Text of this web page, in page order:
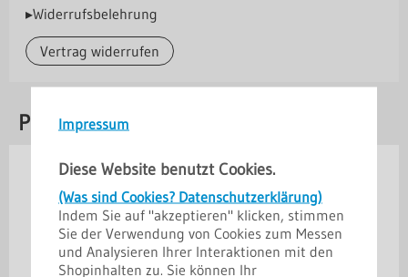
Impressum
Diese Website benutzt Cookies.
(Was sind Cookies? Datenschutzerklärung)
Indem Sie auf "akzeptieren" klicken, stimmen
Sie der Verwendung von Cookies zum Messen
und Analysieren Ihrer Interaktionen mit den
Shopinhalten zu. Sie können Ihr
▸Widerrufsbelehrung
Vertrag widerrufen
Passendes Zubehör